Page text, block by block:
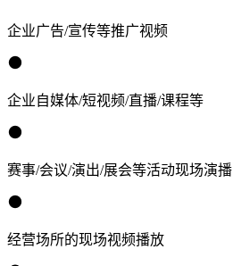
企业广告/宣传等推广视频
企业自媒体/短视频/直播/课程等
赛事/会议/演出/展会等活动现场演播
经营场所的现场视频播放